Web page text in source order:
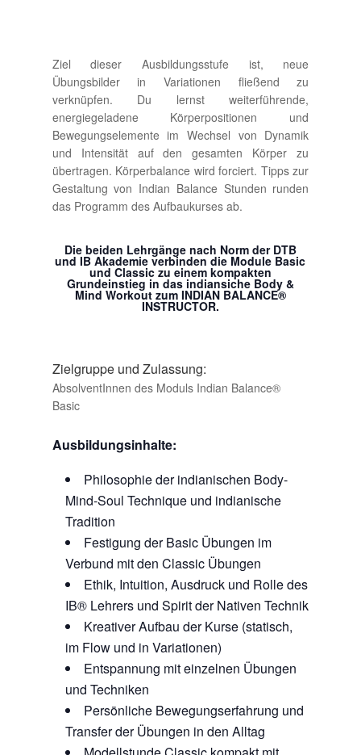
Ziel dieser Ausbildungsstufe ist, neue
Übungsbilder in Variationen fließend zu
verknüpfen. Du lernst weiterführende,
energiegeladene Körperpositionen und
Bewegungselemente im Wechsel von Dynamik
und Intensität auf den gesamten Körper zu
übertragen. Körperbalance wird forciert. Tipps zur
Gestaltung von Indian Balance Stunden runden
das Programm des Aufbaukurses ab.
Die beiden Lehrgänge nach Norm der DTB
und IB Akademie verbinden die Module Basic
und Classic zu einem kompakten
Grundeinstieg in das indiansiche Body &
Mind Workout zum INDIAN BALANCE®
INSTRUCTOR.
Zielgruppe und Zulassung:
AbsolventInnen des Moduls Indian Balance®
Basic
Ausbildungsinhalte:
Philosophie der indianischen Body-
Mind-Soul Technique und indianische
Tradition
Festigung der Basic Übungen im
Verbund mit den Classic Übungen
Ethik, Intuition, Ausdruck und Rolle des
IB® Lehrers und Spirit der Nativen Technik
Kreativer Aufbau der Kurse (statisch,
im Flow und in Variationen)
Entspannung mit einzelnen Übungen
und Techniken
Persönliche Bewegungserfahrung und
Transfer der Übungen in den Alltag